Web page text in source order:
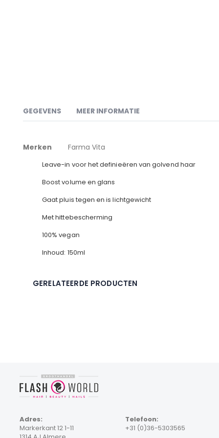
GEGEVENS
Eigenschappen:
Leave-in voor het definieëren van golvend haar
Boost volume en glans
Gaat pluis tegen en is lichtgewicht
Met hittebescherming
100% vegan
Inhoud: 150ml
MEER INFORMATIE
Meer
Merken Farma Vita
GERELATEERDE PRODUCTEN
Adres:
Markerkant 12 1-11
Telefoon:
+31 (0)36-5303565